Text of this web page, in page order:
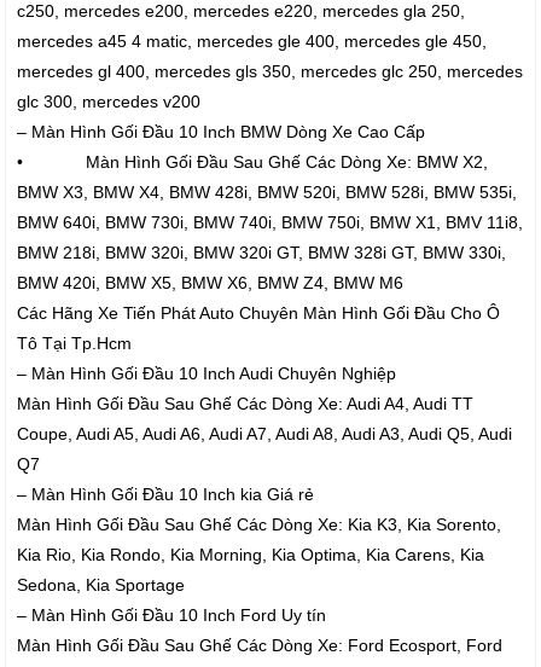
c250, mercedes e200, mercedes e220, mercedes gla 250,
mercedes a45 4 matic, mercedes gle 400, mercedes gle 450,
mercedes gl 400, mercedes gls 350, mercedes glc 250, mercedes
glc 300, mercedes v200
– Màn Hình Gối Đầu 10 Inch BMW Dòng Xe Cao Cấp
• Màn Hình Gối Đầu Sau Ghế Các Dòng Xe: BMW X2,
BMW X3, BMW X4, BMW 428i, BMW 520i, BMW 528i, BMW 535i,
BMW 640i, BMW 730i, BMW 740i, BMW 750i, BMW X1, BMV 11i8,
BMW 218i, BMW 320i, BMW 320i GT, BMW 328i GT, BMW 330i,
BMW 420i, BMW X5, BMW X6, BMW Z4, BMW M6
Các Hãng Xe Tiến Phát Auto Chuyên Màn Hình Gối Đầu Cho Ô
Tô Tại Tp.Hcm
– Màn Hình Gối Đầu 10 Inch Audi Chuyên Nghiệp
Màn Hình Gối Đầu Sau Ghế Các Dòng Xe: Audi A4, Audi TT
Coupe, Audi A5, Audi A6, Audi A7, Audi A8, Audi A3, Audi Q5, Audi
Q7
– Màn Hình Gối Đầu 10 Inch kia Giá rẻ
Màn Hình Gối Đầu Sau Ghế Các Dòng Xe: Kia K3, Kia Sorento,
Kia Rio, Kia Rondo, Kia Morning, Kia Optima, Kia Carens, Kia
Sedona, Kia Sportage
– Màn Hình Gối Đầu 10 Inch Ford Uy tín
Màn Hình Gối Đầu Sau Ghế Các Dòng Xe: Ford Ecosport, Ford